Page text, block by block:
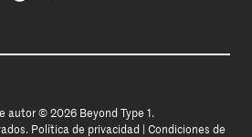
autor © 2026 Beyond Type 1.
Política de privacidad
Condiciones de